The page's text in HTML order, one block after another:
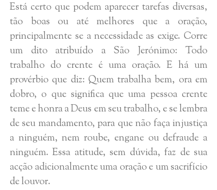
Está certo que podem aparecer tarefas diversas,
tão boas ou até melhores que a oração,
principalmente se a necessidade as exige. Corre
um dito atribuído a São Jerónimo: Todo
trabalho do crente é uma oração. E há um
provérbio que diz: Quem trabalha bem, ora em
dobro, o que significa que uma pessoa crente
teme e honra a Deus em seu trabalho, e se lembra
de seu mandamento, para que não faça injustiça
a ninguém, nem roube, engane ou defraude a
ninguém. Essa atitude, sem dúvida, faz de sua
acção adicionalmente uma oração e um sacrifício
de louvor.